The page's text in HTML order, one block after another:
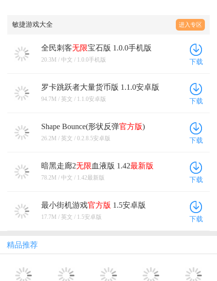
敏捷游戏大全 进入专区
全民刺客无限宝石版 1.0.0手机版
20.3M / 中文 / 1.0.0手机版 下载
罗卡跳跃者大量货币版 1.1.0安卓版
94.7M / 英文 / 1.1.0安卓版 下载
Shape Bounce(形状反弹官方版)
0.2.8.5安卓版
26.2M / 英文 / 0.2.8.5安卓版 下载
暗黑走廊2无限血液版 1.42最新版
78.2M / 中文 / 1.42最新版 下载
最小街机游戏官方版 1.5安卓版
17.7M / 英文 / 1.5安卓版 下载
精品推荐